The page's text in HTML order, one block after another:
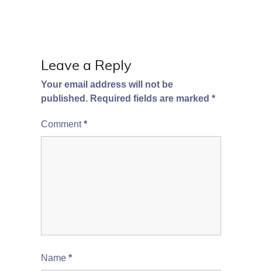
Leave a Reply
Your email address will not be
published. Required fields are marked *
Comment*
Name *